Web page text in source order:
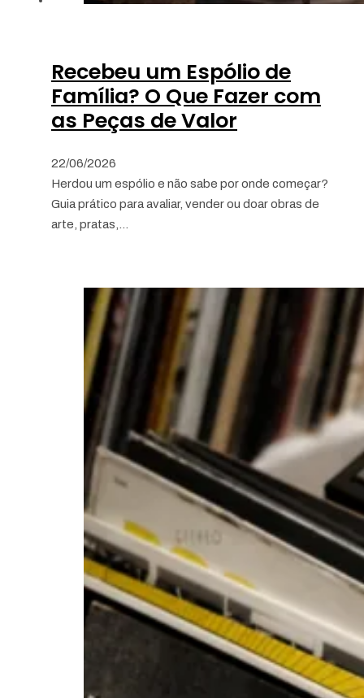
Recebeu um Espólio de
Família? O Que Fazer com
as Peças de Valor
22/06/2026
Herdou um espólio e não sabe por onde começar?
Guia prático para avaliar, vender ou doar obras de
arte, pratas,…